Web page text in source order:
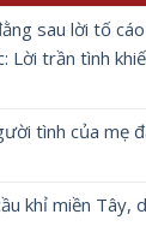
sau lời tố
Lời trần tình
tình của mẹ
khỉ miền Tây,